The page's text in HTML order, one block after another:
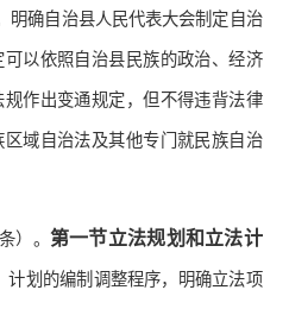
明确自治县人民代表大会制定自治
以依照自治县民族的政治、经济
作出变通规定，但不得违背法律
域自治法及其他专门就民族自治
）。 第一节立法规划和立法计
计划的编制调整程序，明确立法项